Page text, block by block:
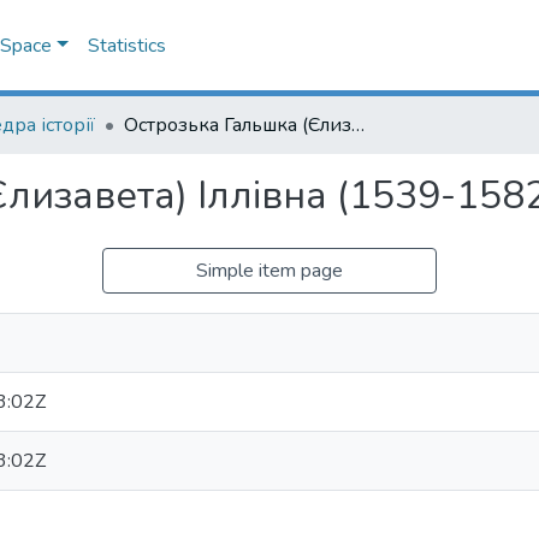
Statistics
історії Острозька Гальшка (Єлизавета) Іллівна (1539-1582)
Іллівна (1539-
Simple item page